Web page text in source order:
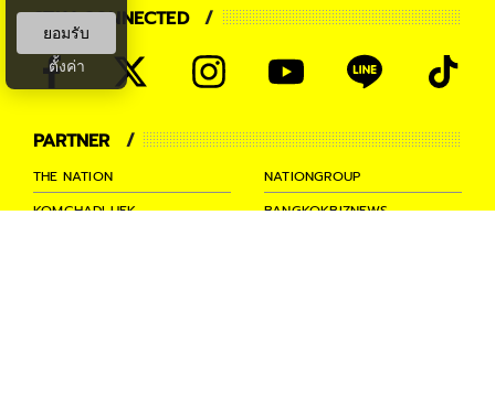
STAY CONNECTED
PARTNER
THE NATION
NATIONGROUP
KOMCHADLUEK
BANGKOKBIZNEWS
ยอมรับ
ตั้งค่า